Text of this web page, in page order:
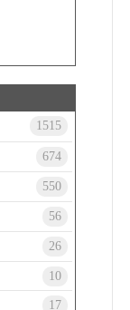
1515
674
550
56
26
10
17